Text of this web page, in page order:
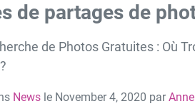
de partages de
de Photos Gratuites : Où
News le November 4, 2020 par